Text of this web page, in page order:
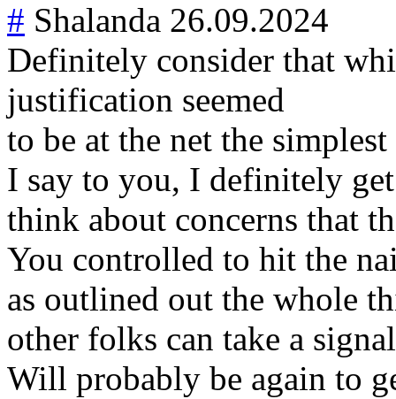
# Shalanda 26.09.2024
Definitely consider that
justification seemed
to be at the net the
I say to you, I definitely
think about concerns that
You controlled to hit the
as outlined out the whole
other folks can take a
Will probably be again to